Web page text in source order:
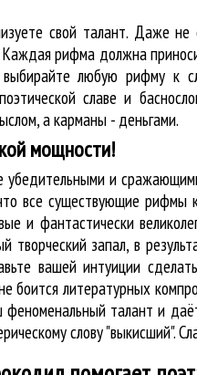
свой талант. Даже не
Каждая рифма должна
любую рифму к
славе и
а карманы - деньгами.
мощности!
и
все существующие рифмы
и фантастически
запал, в
вашей интуиции
боится литературных
талант и
слову "выкисший".